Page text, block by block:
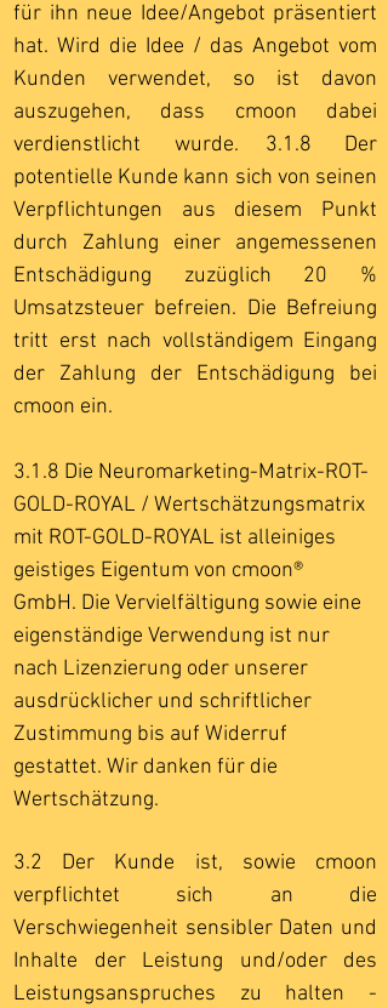
für ihn neue Idee/Angebot präsentiert
hat. Wird die Idee / das Angebot vom
Kunden verwendet, so ist davon
auszugehen, dass cmoon dabei
verdienstlicht wurde. 3.1.8 Der
potentielle Kunde kann sich von seinen
Verpflichtungen aus diesem Punkt
durch Zahlung einer angemessenen
Entschädigung zuzüglich 20 %
Umsatzsteuer befreien. Die Befreiung
tritt erst nach vollständigem Eingang
der Zahlung der Entschädigung bei
cmoon ein.
3.1.8 Die Neuromarketing-Matrix-ROT-
GOLD-ROYAL / Wertschätzungsmatrix
mit ROT-GOLD-ROYAL ist alleiniges
geistiges Eigentum von cmoon®
GmbH. Die Vervielfältigung sowie eine
eigenständige Verwendung ist nur
nach Lizenzierung oder unserer
ausdrücklicher und schriftlicher
Zustimmung bis auf Widerruf
gestattet. Wir danken für die
Wertschätzung.
3.2 Der Kunde ist, sowie cmoon
verpflichtet sich an die
Verschwiegenheit sensibler Daten und
Inhalte der Leistung und/oder des
Leistungsanspruches zu halten -